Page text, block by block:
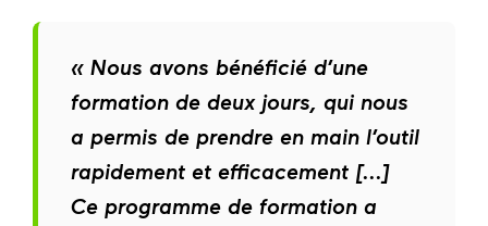
« Nous avons bénéficié d’une
formation de deux jours, qui nous
a permis de prendre en main l’outil
rapidement et efficacement [...]
Ce programme de formation a